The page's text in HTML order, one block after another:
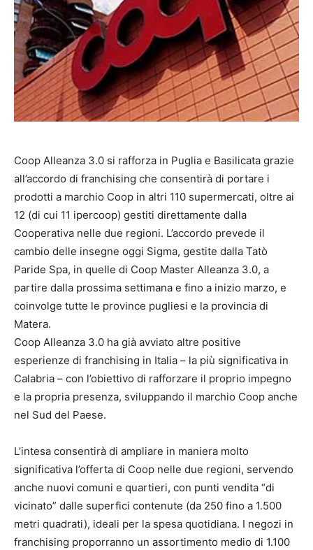
Coop Alleanza 3.0 si rafforza in Puglia e Basilicata grazie
all’accordo di franchising che consentirà di portare i
prodotti a marchio Coop in altri 110 supermercati, oltre ai
12 (di cui 11 ipercoop) gestiti direttamente dalla
Cooperativa nelle due regioni. L’accordo prevede il
cambio delle insegne oggi Sigma, gestite dalla Tatò
Paride Spa, in quelle di Coop Master Alleanza 3.0, a
partire dalla prossima settimana e fino a inizio marzo, e
coinvolge tutte le province pugliesi e la provincia di
Matera.
Coop Alleanza 3.0 ha già avviato altre positive
esperienze di franchising in Italia – la più significativa in
Calabria – con l’obiettivo di rafforzare il proprio impegno
e la propria presenza, sviluppando il marchio Coop anche
nel Sud del Paese.
L’intesa consentirà di ampliare in maniera molto
significativa l’offerta di Coop nelle due regioni, servendo
anche nuovi comuni e quartieri, con punti vendita “di
vicinato” dalle superfici contenute (da 250 fino a 1.500
metri quadrati), ideali per la spesa quotidiana. I negozi in
franchising proporranno un assortimento medio di 1.100